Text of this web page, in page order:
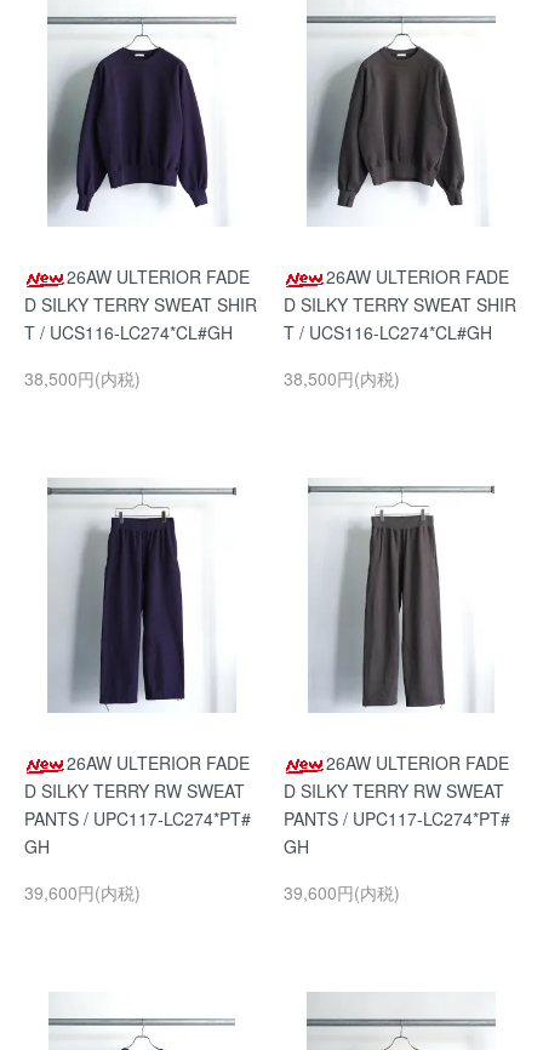
26AW ULTERIOR FADE
D SILKY TERRY SWEAT SHIR
T / UCS116-LC274*CL#GH
38,500円(内税)
26AW ULTERIOR FADE
D SILKY TERRY SWEAT SHIR
T / UCS116-LC274*CL#GH
38,500円(内税)
26AW ULTERIOR FADE
D SILKY TERRY RW SWEAT
PANTS / UPC117-LC274*PT#
GH
39,600円(内税)
26AW ULTERIOR FADE
D SILKY TERRY RW SWEAT
PANTS / UPC117-LC274*PT#
GH
39,600円(内税)